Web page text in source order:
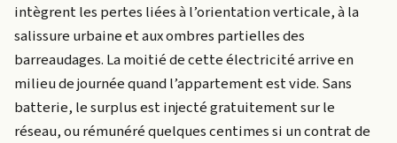
intègrent les pertes liées à l’orientation verticale, à la
salissure urbaine et aux ombres partielles des
barreaudages. La moitié de cette électricité arrive en
milieu de journée quand l’appartement est vide. Sans
batterie, le surplus est injecté gratuitement sur le
réseau, ou rémunéré quelques centimes si un contrat de